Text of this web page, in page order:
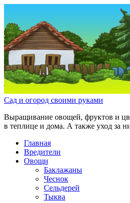
Сад и огород своими руками
Выращивание овощей, фруктов и
в теплице и дома. А также уход за
Главная
Вредители
Овощи
Баклажаны
Чеснок
Сельдерей
Тыква